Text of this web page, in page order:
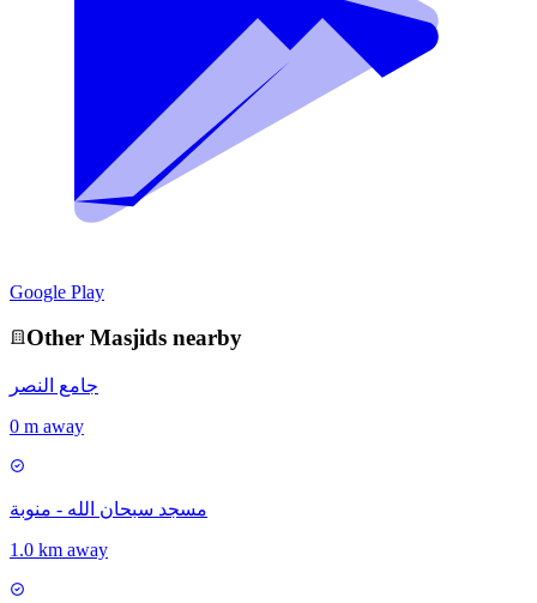
Google Play
Other Masjids nearby
جامع النصر
0 m away
مسجد سبحان الله - منوبة
1.0 km away